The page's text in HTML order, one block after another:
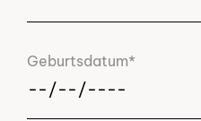
Geburtsdatum*